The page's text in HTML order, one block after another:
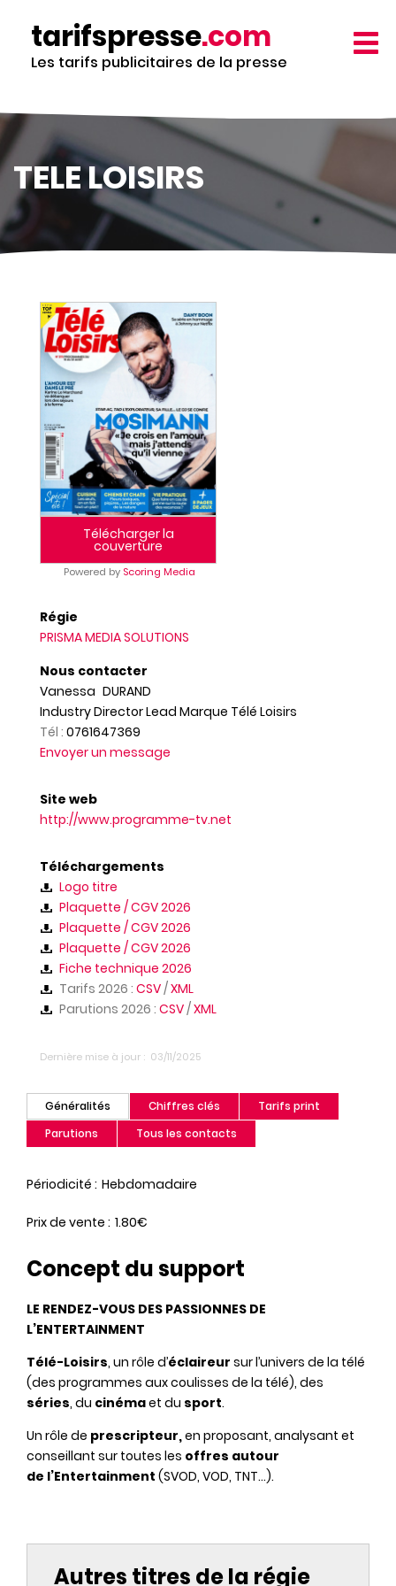
contenu
principal
tarifspresse.com
Les tarifs publicitaires de la presse
TELE LOISIRS
Télécharger la
couverture
Powered by Scoring Media
Régie
PRISMA MEDIA SOLUTIONS
Nous contacter
Vanessa DURAND
Industry Director Lead Marque Télé Loisirs
Tél : 0761647369
Envoyer un message
Site web
http://www.programme-tv.net
Téléchargements
Logo titre
Plaquette / CGV 2026
Plaquette / CGV 2026
Plaquette / CGV 2026
Fiche technique 2026
Tarifs 2026 : CSV/XML
Parutions 2026 : CSV/XML
Dernière mise à jour 03/11/2025
Généralités
(onglet
actif)
Chiffres clés
Tarifs print
Parutions
Tous les contacts
Périodicité Hebdomadaire
Prix de vente 1.80€
Concept du support
LE RENDEZ-VOUS DES PASSIONNES DE
L’ENTERTAINMENT
Télé-Loisirs, un rôle d’éclaireur sur l’univers de la télé
(des programmes aux coulisses de la télé), des
séries, du cinémaet du sport.
Un rôle de prescripteur,en proposant, analysant et
conseillant sur toutes les offres autour
de l’Entertainment (SVOD, VOD, TNT…).
Autres titres de la régie